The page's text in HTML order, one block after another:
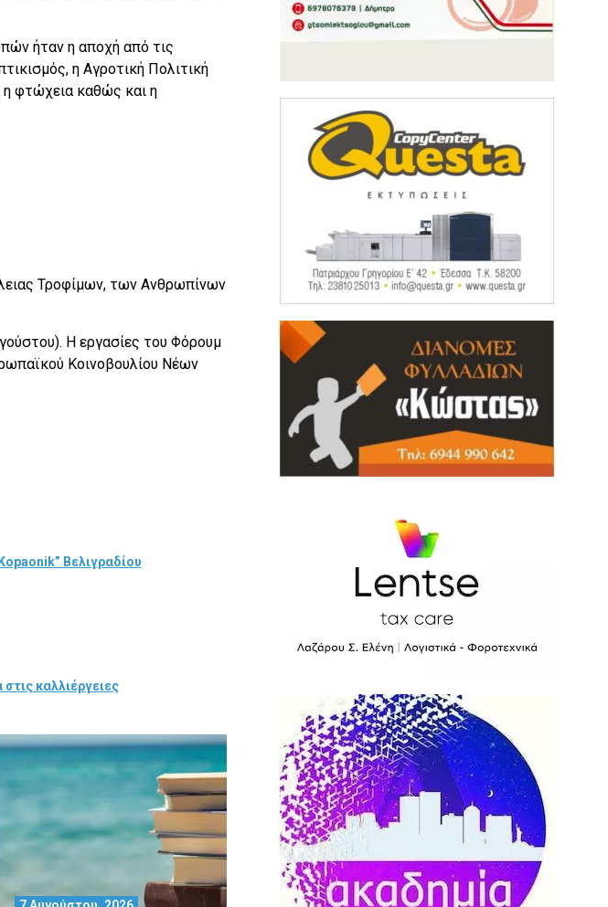
ήταν η αποχή από τις
η Αγροτική Πολιτική
η φτώχεια καθώς και η
Τροφίμων, των Ανθρωπίνων
Η εργασίες του Φόρουμ
Κοινοβουλίου Νέων
Βελιγραδίου
καλλιέργειες